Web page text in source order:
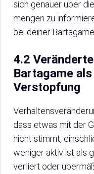
sich genauer über
mengen zu
bei deiner
4.2
Bartagame
Verstopfung
dass etwas mit der
nicht stimmt,
weniger aktiv ist als
verliert oder